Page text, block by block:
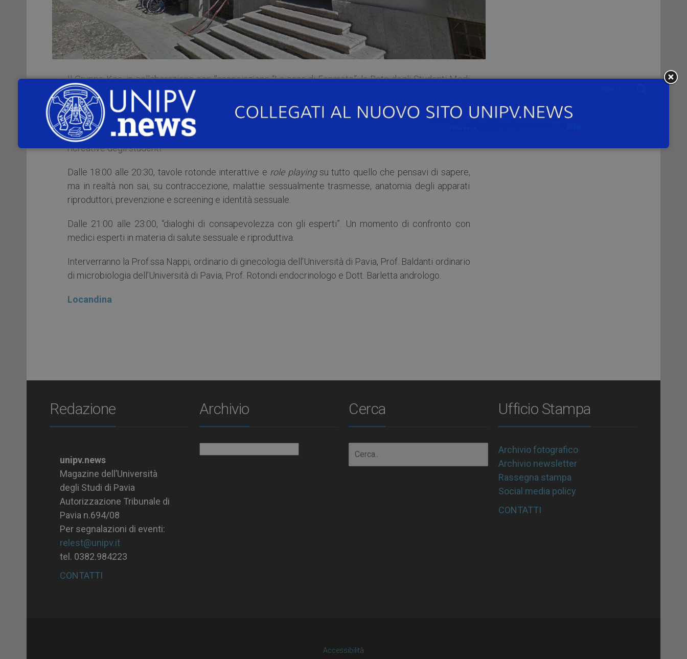
Il Gruppo Kos, in collaborazione con l’associazione “La casa di Fenarete”, la Rete degli Studenti Medi
Pavia e il CSV Lombardia Sud organizza,
dell’Università di Pavia
(Piazza Leonardo da Vinci), unagiornata sulla consapevolezza e la salute
sessualeche ha comemission quella di informare e formare la cittadinanza, facendo prevenzione
primaria. L’iniziativa è finanziata dall’Università di Pavia per la promozione delle attività culturali e
ricreative degli studenti.
Dalle 18:00 alle 20:30, tavole rotonde interattive e role playingsu tutto quello che pensavi di sapere,
ma in realtà non sai, su contraccezione, malattie sessualmente trasmesse, anatomia degli apparati
riproduttori, prevenzione e screening e identità sessuale.
Dalle 21:00 alle 23:00, “dialoghi di consapevolezza con gli esperti”. Un momento di confronto con
medici esperti in materia di salute sessuale e riproduttiva.
Interverranno la Prof.ssa Nappi, ordinario di ginecologia dell’Università di Pavia, Prof. Baldanti ordinario
di microbiologia dell’Università di Pavia, Prof. Rotondi endocrinologo e Dott. Barletta andrologo.
Locandina
Redazione
unipv.news
Magazine dell’Università
degli Studi di Pavia
Autorizzazione Tribunale di
Pavia n.694/08
Per segnalazioni di eventi:
relest@unipv.it
tel. 0382.984223
CONTATTI
Archivio Cerca Ufficio Stampa
Archivio fotografico
Archivio newsletter
Rassegna stampa
Social media policy
CONTATTI
Accessibilità